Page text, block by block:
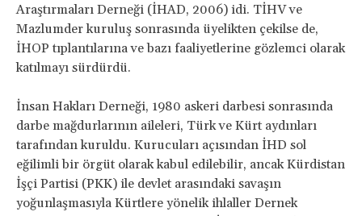
Araştırmaları Derneği (İHAD, 2006) idi. TİHV ve
Mazlumder kuruluş sonrasında üyelikten çekilse de,
İHOP tıplantılarına ve bazı faaliyetlerine gözlemci olarak
katılmayı sürdürdü.
İnsan Hakları Derneği, 1980 askeri darbesi sonrasında
darbe mağdurlarının aileleri, Türk ve Kürt aydınları
tarafından kuruldu. Kurucuları açısından İHD sol
eğilimli bir örgüt olarak kabul edilebilir, ancak Kürdistan
İşçi Partisi (PKK) ile devlet arasındaki savaşın
yoğunlaşmasıyla Kürtlere yönelik ihlaller Dernek